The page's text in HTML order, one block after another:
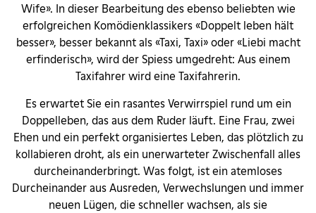
Wife». In dieser Bearbeitung des ebenso beliebten wie
erfolgreichen Komödienklassikers «Doppelt leben hält
besser», besser bekannt als «Taxi, Taxi» oder «Liebi macht
erfinderisch», wird der Spiess umgedreht: Aus einem
Taxifahrer wird eine Taxifahrerin.
Es erwartet Sie ein rasantes Verwirrspiel rund um ein
Doppelleben, das aus dem Ruder läuft. Eine Frau, zwei
Ehen und ein perfekt organisiertes Leben, das plötzlich zu
kollabieren droht, als ein unerwarteter Zwischenfall alles
durcheinanderbringt. Was folgt, ist ein atemloses
Durcheinander aus Ausreden, Verwechslungen und immer
neuen Lügen, die schneller wachsen, als sie